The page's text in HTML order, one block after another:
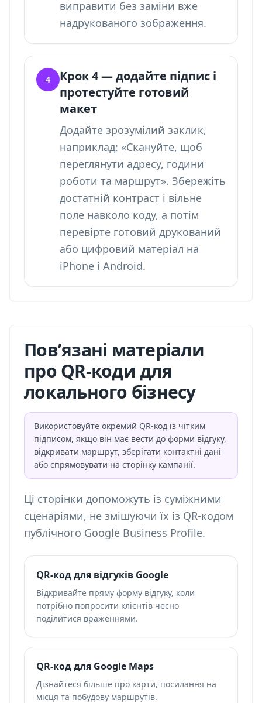
виправити без заміни вже
надрукованого зображення.
4
Крок 4 — додайте підпис і
протестуйте готовий
макет
Додайте зрозумілий заклик,
наприклад: «Скануйте, щоб
переглянути адресу, години
роботи та маршрут». Збережіть
достатній контраст і вільне
поле навколо коду, а потім
перевірте готовий друкований
або цифровий матеріал на
iPhone і Android.
Пов’язані матеріали
про QR-коди для
локального бізнесу
Використовуйте окремий QR-код із чітким
підписом, якщо він має вести до форми відгуку,
відкривати маршрут, зберігати контактні дані
або спрямовувати на сторінку кампанії.
Ці сторінки допоможуть із суміжними
сценаріями, не змішуючи їх із QR-кодом
публічного Google Business Profile.
QR-код для відгуків Google
Відкривайте пряму форму відгуку, коли
потрібно попросити клієнтів чесно
поділитися враженнями.
QR-код для Google Maps
Дізнайтеся більше про карти, посилання на
місця та побудову маршрутів.